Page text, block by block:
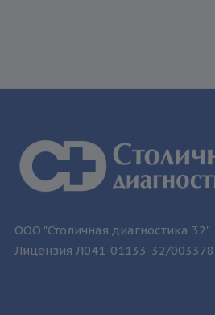
ООО "Столичная диагностика 32"
Лицензия Л041-01133-32/